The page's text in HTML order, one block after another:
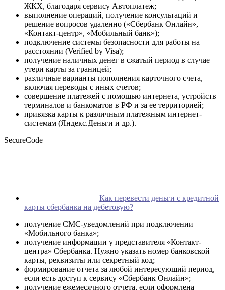
ЖКХ, благодаря сервису Автоплатеж;
выполнение операций, получение консультаций и
решение вопросов удаленно («Сбербанк Онлайн»,
«Контакт-центр», «Мобильный банк»);
подключение системы безопасности для работы на
расстоянии (Verified by Visa);
получение наличных денег в сжатый период в случае
утери карты за границей;
различные варианты пополнения карточного счета,
включая переводы с иных счетов;
совершение платежей с помощью интернета, устройств
терминалов и банкоматов в РФ и за ее территорией;
привязка карты к различным платежным интернет-
системам (Яндекс.Деньги и др.).
SecureCode
Как перевести деньги с кредитной
карты сбербанка на дебетовую?
получение СМС-уведомлений при подключении
«Мобильного банка»;
получение информации у представителя «Контакт-
центра» Сбербанка. Нужно указать номер банковской
карты, реквизиты или секретный код;
формирование отчета за любой интересующий период,
если есть доступ к сервису «Сбербанк Онлайн»;
получение ежемесячного отчета, если оформлена